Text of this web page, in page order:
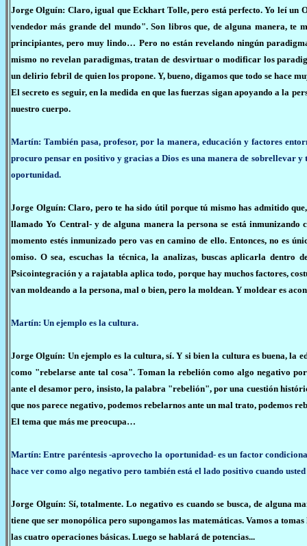
Jorge Olguín: Claro, igual que Eckhart Tolle, pero está perfecto. Yo leí
vendedor más grande del mundo". Son libros que, de alguna manera,
principiantes, pero muy lindo… Pero no están revelando ningún
mismo no revelan paradigmas, tratan de desvirtuar o modificar los
un delirio febril de quien los propone. Y, bueno, digamos que todo se hace
El secreto es seguir, en la medida en que las fuerzas sigan apoyando a la
nuestro cuerpo.
Martín: También pasa, profesor, por la manera, educación y factores
procuro pensar en positivo y gracias a Dios es una manera de sobrellevar
oportunidad.
Jorge Olguín: Claro, pero te ha sido útil porque tú mismo has admitido
llamado Yo Central- y de alguna manera la persona se está inmunizando
momento estés inmunizado pero vas en camino de ello. Entonces, no es
omiso. O sea, escuchas la técnica, la analizas, buscas aplicarla dentro
Psicointegración y a rajatabla aplica todo, porque hay muchos factores,
van moldeando a la persona, mal o bien, pero la moldean. Y moldear es
Martín: Un ejemplo es la cultura.
Jorge Olguín: Un ejemplo es la cultura, sí. Y si bien la cultura es buena, la
como "rebelarse ante tal cosa". Toman la rebelión como algo negativo
ante el desamor pero, insisto, la palabra "rebelión", por una cuestión
que nos parece negativo, podemos rebelarnos ante un mal trato, podemos
El tema que más me preocupa…
Martín: Entre paréntesis -aprovecho la oportunidad- es un factor
hace ver como algo negativo pero también está el lado positivo cuando
Jorge Olguín: Sí, totalmente. Lo negativo es cuando se busca, de alguna
tiene que ser monopólica pero supongamos las matemáticas. Vamos a
las cuatro operaciones básicas. Luego se hablará de potencias...